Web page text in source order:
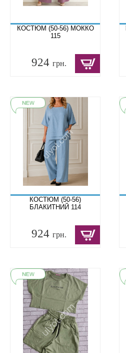
КОСТЮМ (50-56) МОККО
115
924 грн.
КОСТЮМ (50-56)
БЛАКИТНИЙ 114
924 грн.